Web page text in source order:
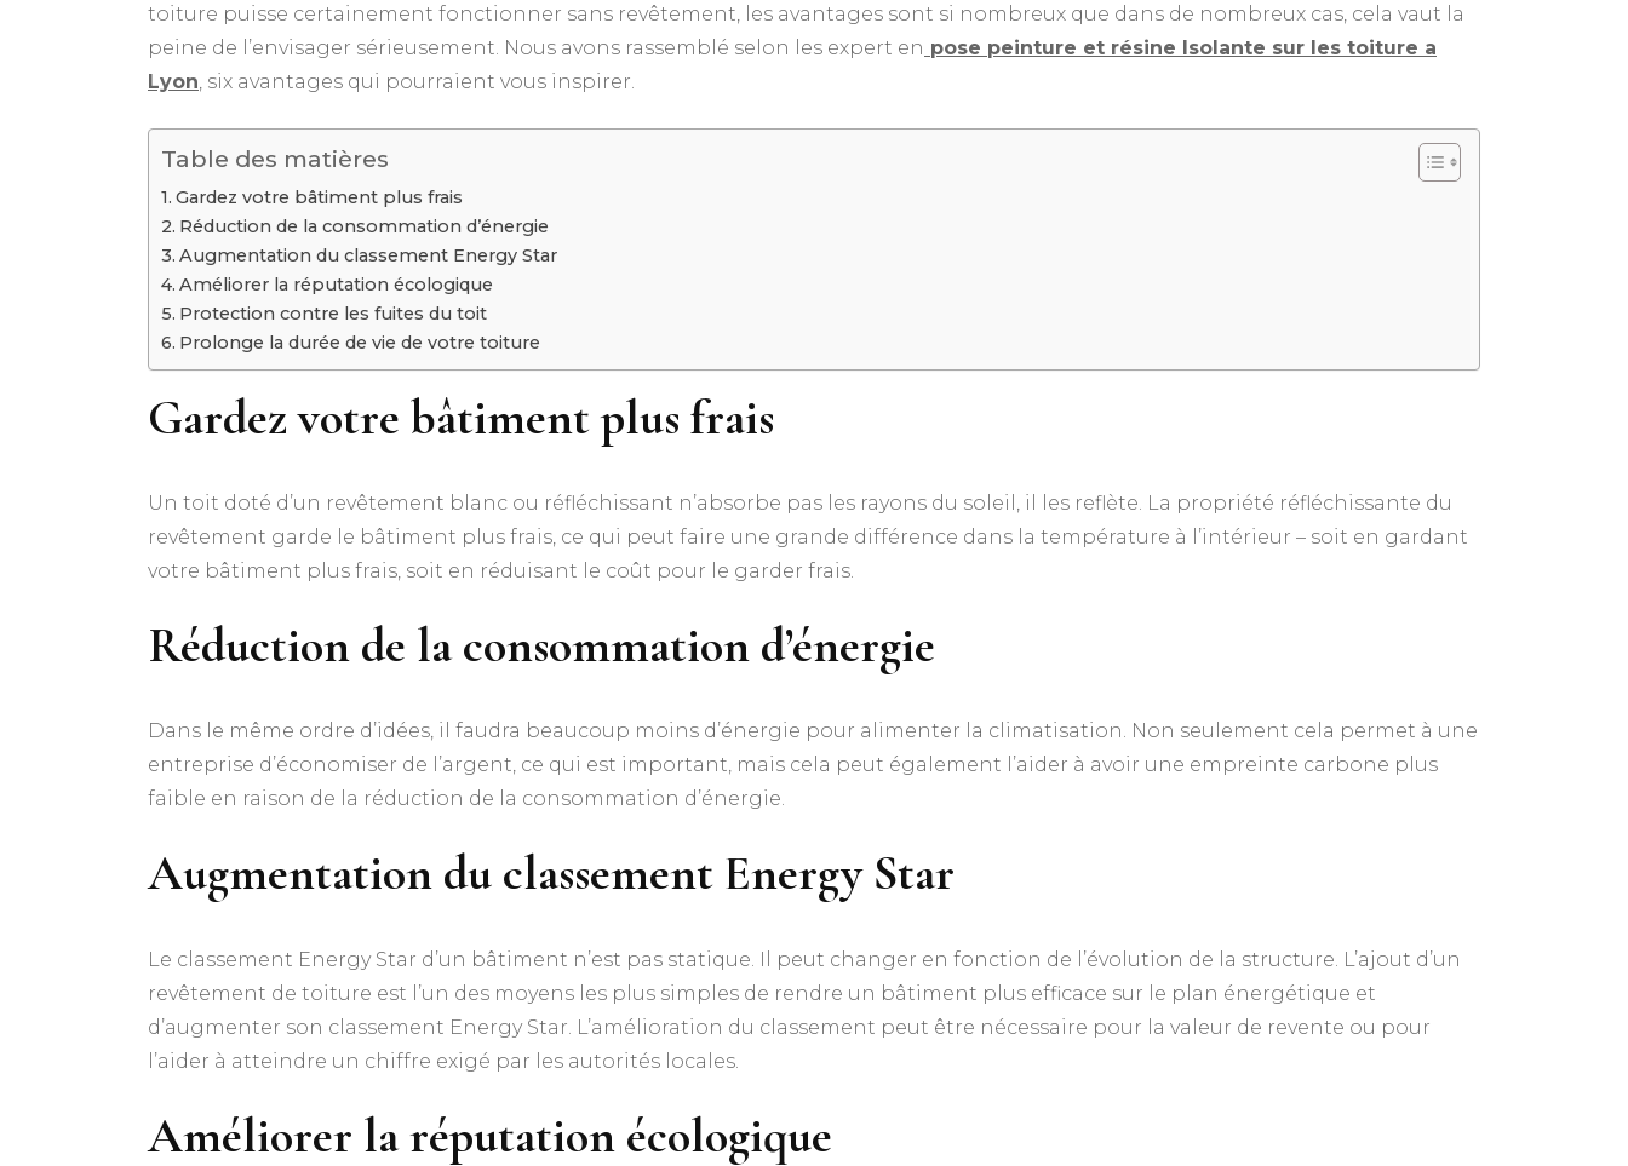
toiture puisse certainement fonctionner sans revêtement, les avantages sont si nombreux que dans de nombreux cas, cela vaut la
peine de l’envisager sérieusement. Nous avons rassemblé selon les expert en pose peinture et résine Isolante sur les toiture a
Lyon, six avantages qui pourraient vous inspirer.
Table des matières
Gardez votre bâtiment plus frais
Réduction de la consommation d’énergie
Augmentation du classement Energy Star
Améliorer la réputation écologique
Protection contre les fuites du toit
Prolonge la durée de vie de votre toiture
Gardez votre bâtiment plus frais
Un toit doté d’un revêtement blanc ou réfléchissant n’absorbe pas les rayons du soleil, il les reflète. La propriété réfléchissante du
revêtement garde le bâtiment plus frais, ce qui peut faire une grande différence dans la température à l’intérieur – soit en gardant
votre bâtiment plus frais, soit en réduisant le coût pour le garder frais.
Réduction de la consommation d’énergie
Dans le même ordre d’idées, il faudra beaucoup moins d’énergie pour alimenter la climatisation. Non seulement cela permet à une
entreprise d’économiser de l’argent, ce qui est important, mais cela peut également l’aider à avoir une empreinte carbone plus
faible en raison de la réduction de la consommation d’énergie.
Augmentation du classement Energy Star
Le classement Energy Star d’un bâtiment n’est pas statique. Il peut changer en fonction de l’évolution de la structure. L’ajout d’un
revêtement de toiture est l’un des moyens les plus simples de rendre un bâtiment plus efficace sur le plan énergétique et
d’augmenter son classement Energy Star. L’amélioration du classement peut être nécessaire pour la valeur de revente ou pour
l’aider à atteindre un chiffre exigé par les autorités locales.
Améliorer la réputation écologique